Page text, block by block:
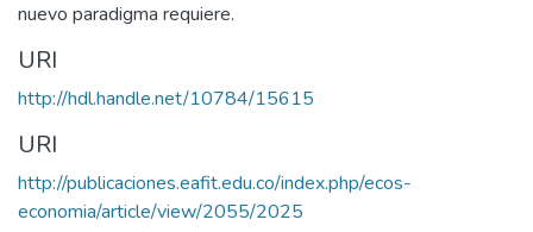
nuevo paradigma requiere.
URI
http://hdl.handle.net/10784/15615
URI
http://publicaciones.eafit.edu.co/index.php/ecos-
economia/article/view/2055/2025